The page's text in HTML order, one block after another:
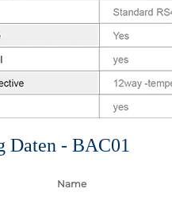
Daten - BAC01
Name